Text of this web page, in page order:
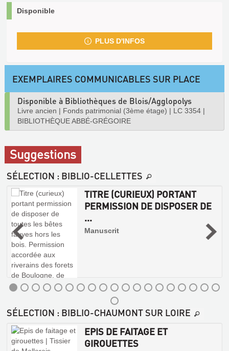
Disponible
PLUS D'INFOS
EXEMPLAIRES COMMUNICABLES SUR PLACE
Disponible à Bibliothèques de Blois/Agglopolys
Livre ancien | Fonds patrimonial (3ème étage) | LC 3354 |
BIBLIOTHÈQUE ABBÉ-GRÉGOIRE
Suggestions
SÉLECTION : BIBLIO-CELLETTES
TITRE (CURIEUX) PORTANT
PERMISSION DE DISPOSER DE
...
Manuscrit
SÉLECTION : BIBLIO-CHAUMONT SUR LOIRE
EPIS DE FAITAGE ET
GIROUETTES